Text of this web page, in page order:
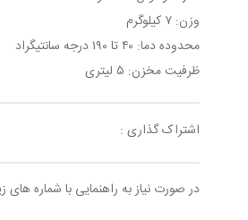
وزن: ۷ کیلوگرم
محدوده دما: ۴۰ تا ۱۹۰ درجه سانتیگراد
ظرفیت مخزن: ۵ لیتری
اشتراک گذاری :
در صورت نیاز به راهنمایی با شماره های